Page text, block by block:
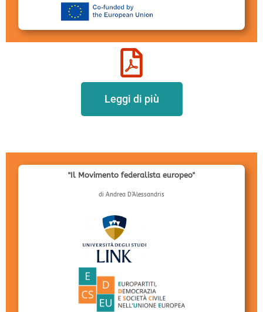
Leggi di più
"Il Movimento federalista europeo"
di Andrea D’Alessandris